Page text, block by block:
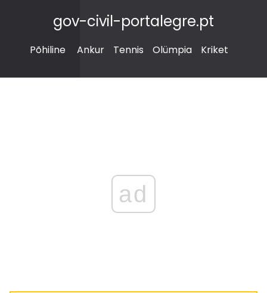
gov-civil-portalegre.pt
Põhiline Ankur Tennis Olümpia Kriket
ad